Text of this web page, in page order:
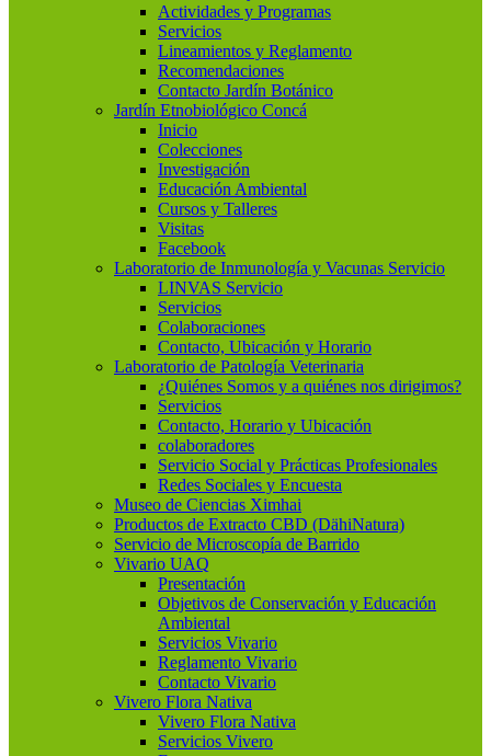
Actividades y Programas
Servicios
Lineamientos y Reglamento
Recomendaciones
Contacto Jardín Botánico
Jardín Etnobiológico Concá
Inicio
Colecciones
Investigación
Educación Ambiental
Cursos y Talleres
Visitas
Facebook
Laboratorio de Inmunología y Vacunas Servicio
LINVAS Servicio
Servicios
Colaboraciones
Contacto, Ubicación y Horario
Laboratorio de Patología Veterinaria
¿Quiénes Somos y a quiénes nos dirigimos?
Servicios
Contacto, Horario y Ubicación
colaboradores
Servicio Social y Prácticas Profesionales
Redes Sociales y Encuesta
Museo de Ciencias Ximhai
Productos de Extracto CBD (DähiNatura)
Servicio de Microscopía de Barrido
Vivario UAQ
Presentación
Objetivos de Conservación y Educación
Ambiental
Servicios Vivario
Reglamento Vivario
Contacto Vivario
Vivero Flora Nativa
Vivero Flora Nativa
Servicios Vivero